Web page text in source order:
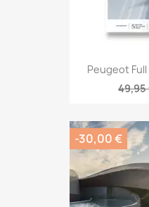
Peugeot
49,95
-30,00 €